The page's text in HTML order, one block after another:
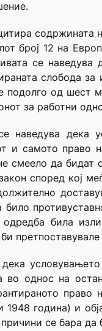
број 12 на
се
слобода
подолго од шест
за работни
наведува дека
и самото право
смеело да бидат
според кој
било
одредба била
дека
во однос на
1948 година) и
се бара